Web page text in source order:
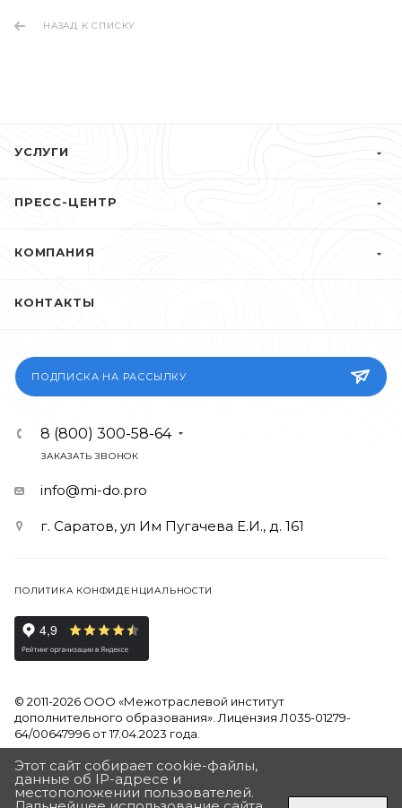
НАЗАД К СПИСКУ
УСЛУГИ
ПРЕСС-ЦЕНТР
КОМПАНИЯ
КОНТАКТЫ
ПОДПИСКА НА РАССЫЛКУ
8 (800) 300-58-64
ЗАКАЗАТЬ ЗВОНОК
info@mi-do.pro
г. Саратов, ул Им Пугачева Е.И., д. 161
ПОЛИТИКА КОНФИДЕНЦИАЛЬНОСТИ
© 2011-2026 ООО «Межотраслевой институт
дополнительного образования». Лицензия Л035-01279-
64/00647996 от 17.04.2023 года.
Продолжая использовать наш сайт, вы даете согласие на
обработку файлов Cookies и других пользовательских
данных, в соответствии сПолитикой на обработку
Этот сайт собирает cookie-файлы,
данные об IP-адресе и
местоположении пользователей.